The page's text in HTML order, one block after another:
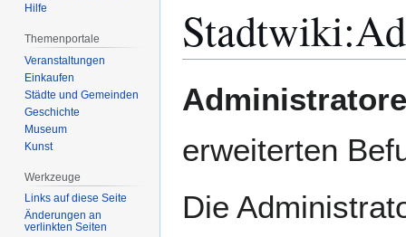
Stadtwiki:
Navigation
Suche
erweiterten
Die
Hilfe
Themenportale
Veranstaltungen
Einkaufen
Städte und Gemeinden
Geschichte
Museum
Kunst
Werkzeuge
Links auf diese Seite
Änderungen an
verlinkten Seiten